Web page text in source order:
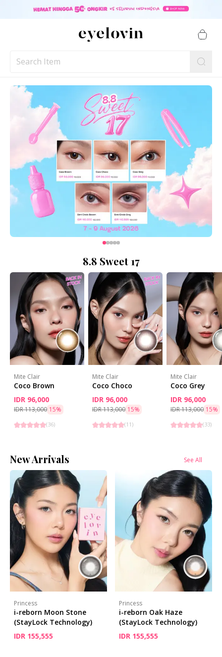
8.8 Sweet 17
Mite Clair
Coco Brown
IDR 96,000
IDR 113,000 15%
(36)
Mite Clair
Coco Choco
IDR 96,000
IDR 113,000 15%
(11 )
Mite Clair
Coco Grey
IDR 96,000
IDR 113,000 15%
(33)
New Arrivals See All
Princess
i-reborn Moon Stone
(StayLock Technology)
IDR 155,555
Princess
i-reborn Oak Haze
(StayLock Technology)
IDR 155,555